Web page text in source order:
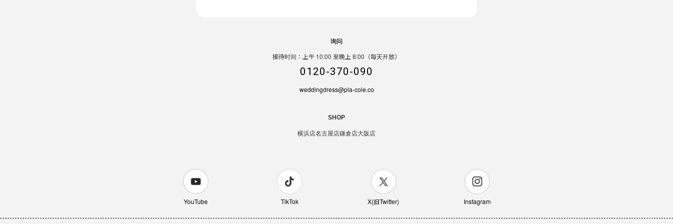
询问
接待时间：上午 10:00 至晚上 8:00（每天开放）
0120-370-090
weddingdress@pla-cole.co
SHOP
横浜店名古屋店鎌倉店大阪店
YouTube TikTok X(旧Twitter) Instagram